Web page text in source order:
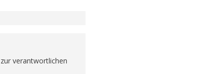
verantwortlichen